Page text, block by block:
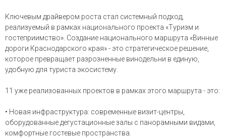
Ключевым драйвером роста стал системный подход,
реализуемый в рамках национального проекта «Туризм и
гостеприимство». Создание национального маршрута «Винные
дороги Краснодарского края» - это стратегическое решение,
которое превращает разрозненные винодельни в единую,
удобную для туриста экосистему.
11 уже реализованных проектов в рамках этого маршрута - это:
• Новая инфраструктура: современные визит-центры,
оборудованные дегустационные залы с панорамными видами,
комфортные гостевые пространства.